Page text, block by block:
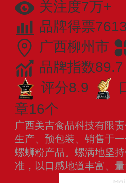
关注度7万+
品牌得票
广西柳州市
品牌指数89.7
评分8.9
章16个
广西美吉食品科技有限
生产、预包装、销售于
螺蛳粉产品。螺满地坚
准，以口感地道丰富、